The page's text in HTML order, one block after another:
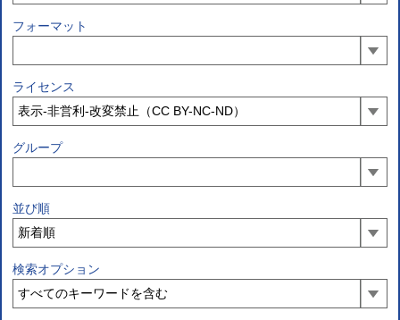
フォーマット
ライセンス
グループ
並び順
検索オプション